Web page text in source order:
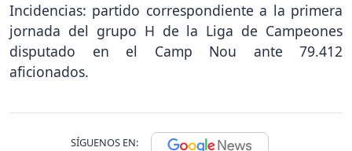
Incidencias: partido correspondiente a la primera
jornada del grupo H de la Liga de Campeones
disputado en el Camp Nou ante 79.412
aficionados.
SÍGUENOS EN: